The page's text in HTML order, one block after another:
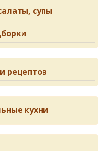
супы
рецептов
кухни